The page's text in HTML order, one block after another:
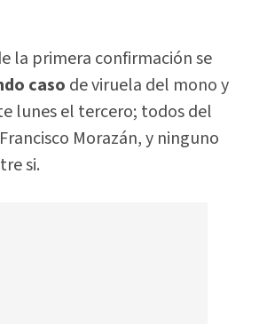
la primera confirmación se
caso de viruela del mono y
lunes el tercero; todos del
Morazán, y ninguno
si.